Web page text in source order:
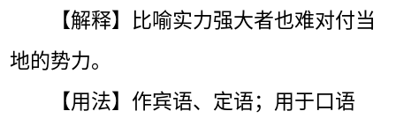
【解释】比喻实力强大者也难对付当
地的势力。
【用法】作宾语、定语；用于口语